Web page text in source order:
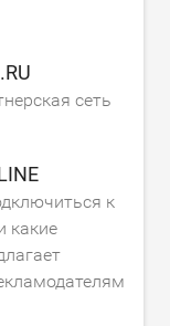
сеть
к
какие